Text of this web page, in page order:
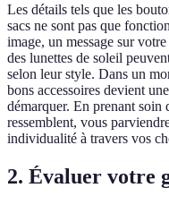
Les détails tels que les
sacs ne sont pas que
image, un message sur
des lunettes de soleil
selon leur style. Dans un
bons accessoires devient
démarquer. En prenant soin
ressemblent, vous
individualité à travers vos
2. Évaluer votre